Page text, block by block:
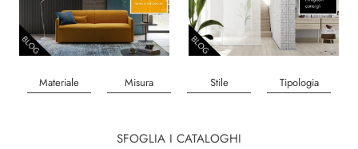
Materiale Misura Stile Tipologia
SFOGLIA I CATALOGHI